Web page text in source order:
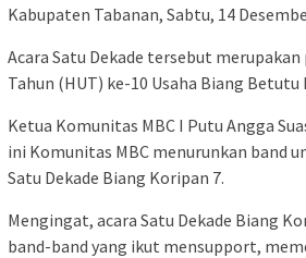
Kabupaten Tabanan, Sabtu, 14
Acara Satu Dekade tersebut
Tahun (HUT) ke-10 Usaha Biang Betutu
Ketua Komunitas MBC I Putu Angga
ini Komunitas MBC menurunkan band
Satu Dekade Biang Koripan 7.
Mengingat, acara Satu Dekade Biang
band-band yang ikut mensupport,